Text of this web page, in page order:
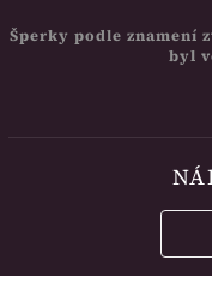
Šperky podle znamení
byl